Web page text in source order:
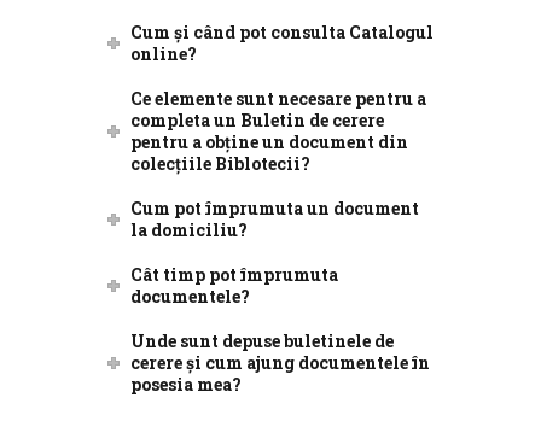
Cum și când pot consulta Catalogul
online?
Ce elemente sunt necesare pentru a
completa un Buletin de cerere
pentru a obține un document din
colecțiile Biblotecii?
Cum pot împrumuta un document
la domiciliu?
Cât timp pot împrumuta
documentele?
Unde sunt depuse buletinele de
cerere și cum ajung documentele în
posesia mea?